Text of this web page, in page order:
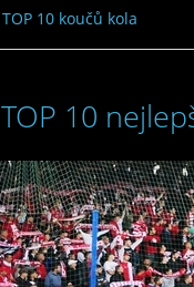
TOP 10 koučů kola
TOP 10